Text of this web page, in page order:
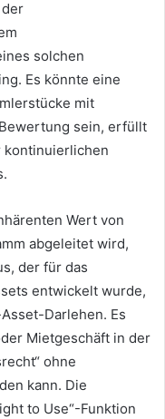
solchen
Es könnte eine
mit
sein, erfüllt
kontinuierlichen
Wert von
abgeleitet wird,
der für das
entwickelt wurde,
Darlehen. Es
Mietgeschäft in der
ohne
kann. Die
to Use“-Funktion